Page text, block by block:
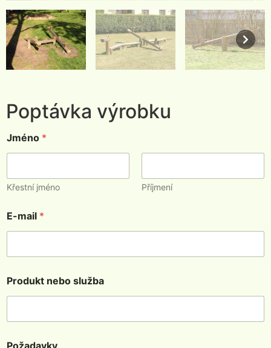
Poptávka výrobku
Jméno *
Křestní jméno Příjmení
E-mail *
Produkt nebo služba
Požadavky